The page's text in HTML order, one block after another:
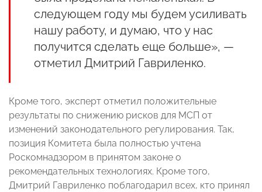
следующем году мы будем усиливать
нашу работу, и думаю, что у нас
получится сделать еще больше», —
отметил Дмитрий Гавриленко.
Кроме того, эксперт отметил положительные
результаты по снижению рисков для МСП от
изменений законодательного регулирования. Так,
позиция Комитета была полностью учтена
Роскомнадзором в принятом законе о
рекомендательных технологиях. Кроме того,
Дмитрий Гавриленко поблагодарил всех, кто принял